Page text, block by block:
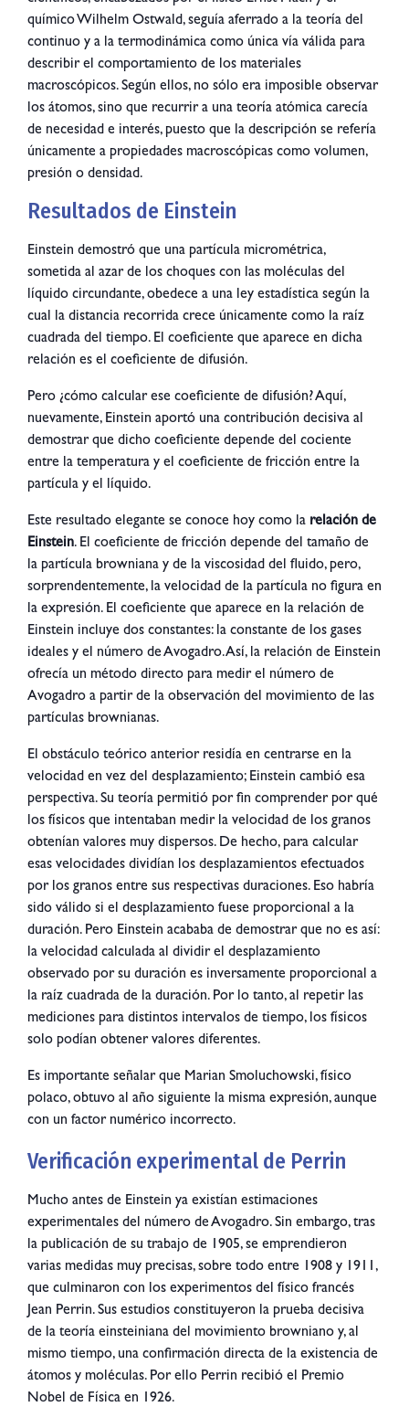
químico Wilhelm Ostwald, seguía aferrado a la teoría del
continuo y a la termodinámica como única vía válida para
describir el comportamiento de los materiales
macroscópicos. Según ellos, no sólo era imposible observar
los átomos, sino que recurrir a una teoría atómica carecía
de necesidad e interés, puesto que la descripción se refería
únicamente a propiedades macroscópicas como volumen,
presión o densidad.
Resultados de Einstein
Einstein demostró que una partícula micrométrica,
sometida al azar de los choques con las moléculas del
líquido circundante, obedece a una ley estadística según la
cual la distancia recorrida crece únicamente como la raíz
cuadrada del tiempo. El coeficiente que aparece en dicha
relación es el coeficiente de difusión.
Pero ¿cómo calcular ese coeficiente de difusión? Aquí,
nuevamente, Einstein aportó una contribución decisiva al
demostrar que dicho coeficiente depende del cociente
entre la temperatura y el coeficiente de fricción entre la
partícula y el líquido.
Este resultado elegante se conoce hoy como la relación de
Einstein. El coeficiente de fricción depende del tamaño de
la partícula browniana y de la viscosidad del fluido, pero,
sorprendentemente, la velocidad de la partícula no figura en
la expresión. El coeficiente que aparece en la relación de
Einstein incluye dos constantes: la constante de los gases
ideales y el número de Avogadro. Así, la relación de Einstein
ofrecía un método directo para medir el número de
Avogadro a partir de la observación del movimiento de las
partículas brownianas.
El obstáculo teórico anterior residía en centrarse en la
velocidad en vez del desplazamiento; Einstein cambió esa
perspectiva. Su teoría permitió por fin comprender por qué
los físicos que intentaban medir la velocidad de los granos
obtenían valores muy dispersos. De hecho, para calcular
esas velocidades dividían los desplazamientos efectuados
por los granos entre sus respectivas duraciones. Eso habría
sido válido si el desplazamiento fuese proporcional a la
duración. Pero Einstein acababa de demostrar que no es así:
la velocidad calculada al dividir el desplazamiento
observado por su duración es inversamente proporcional a
la raíz cuadrada de la duración. Por lo tanto, al repetir las
mediciones para distintos intervalos de tiempo, los físicos
solo podían obtener valores diferentes.
Es importante señalar que Marian Smoluchowski, físico
polaco, obtuvo al año siguiente la misma expresión, aunque
con un factor numérico incorrecto.
Verificación experimental de Perrin
Mucho antes de Einstein ya existían estimaciones
experimentales del número de Avogadro. Sin embargo, tras
la publicación de su trabajo de 1905, se emprendieron
varias medidas muy precisas, sobre todo entre 1908 y 1911,
que culminaron con los experimentos del físico francés
Jean Perrin. Sus estudios constituyeron la prueba decisiva
de la teoría einsteiniana del movimiento browniano y, al
mismo tiempo, una confirmación directa de la existencia de
átomos y moléculas. Por ello Perrin recibió el Premio
Nobel de Física en 1926.